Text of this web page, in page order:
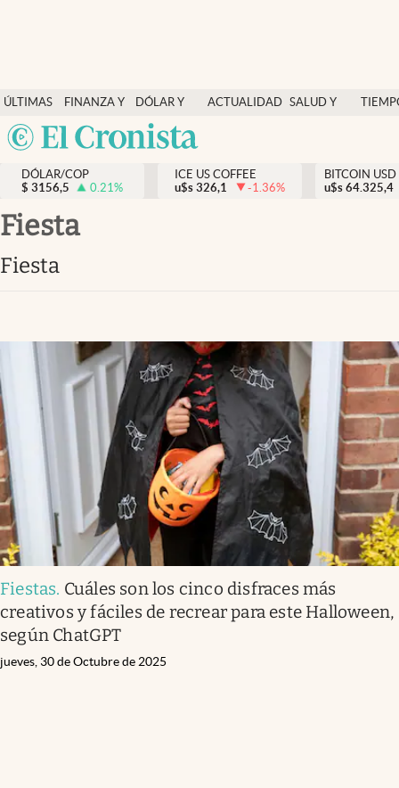
ÚLTIMAS
NOTICIAS
FINANZA Y
ECONOMÍA
DÓLAR Y
MERCADOS
ACTUALIDAD SALUD Y
México
Salud y nutrición
Vida espiritual
Actualidad
Dólar y mercados
Curiosidades
DÓLAR/COP
$ 3156,5 0.21%
ICE US COFFEE
u$s 326,1 -1.36%
BITCOIN USD
u$s 64.325,4
fiesta
fiesta
Fiestas. Cuáles son los cinco disfraces más
creativos y fáciles de recrear para este Halloween,
según ChatGPT
jueves, 30 de Octubre de 2025